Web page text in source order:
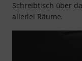
Schreibtisch über
allerlei Räume.